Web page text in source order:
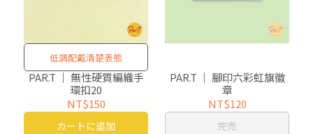
低調配戴清楚表態
PAR.T ｜ 無性硬質編織手
環扣20
NT$150
カートに追加
PAR.T ｜ 腳印六彩虹旗徽
章
NT$120
完売